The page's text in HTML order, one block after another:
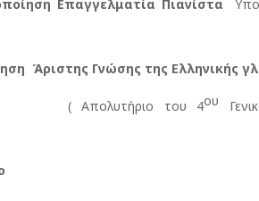
Επαγγελματία Πιανίστα
Άριστης Γνώσης της Ελληνικής
( Απολυτήριο του 4ου